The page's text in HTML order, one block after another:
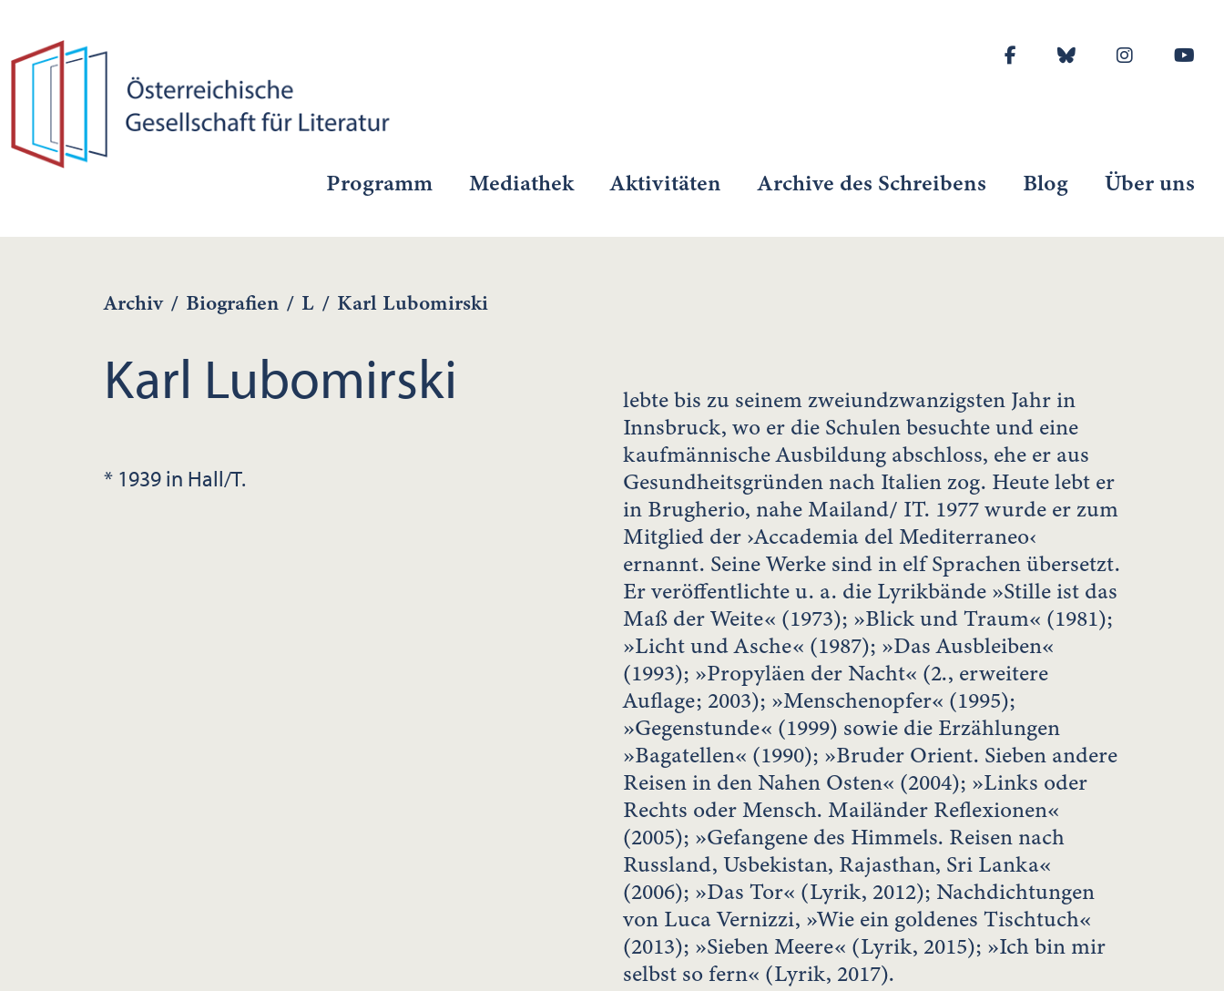
Programm Mediathek Aktivitäten Archive des Schreibens Blog Über uns
Archiv / Biografien / L / Karl Lubomirski
Karl Lubomirski
* 1939 in Hall/T.
lebte bis zu seinem zweiundzwanzigsten Jahr in
Innsbruck, wo er die Schulen besuchte und eine
kaufmännische Ausbildung abschloss, ehe er aus
Gesundheitsgründen nach Italien zog. Heute lebt er
in Brugherio, nahe Mailand/ IT. 1977 wurde er zum
Mitglied der ›Accademia del Mediterraneo‹
ernannt. Seine Werke sind in elf Sprachen übersetzt.
Er veröffentlichte u. a. die Lyrikbände »Stille ist das
Maß der Weite« (1973); »Blick und Traum« (1981);
»Licht und Asche« (1987); »Das Ausbleiben«
(1993); »Propyläen der Nacht« (2., erweitere
Auflage; 2003); »Menschenopfer« (1995);
»Gegenstunde« (1999) sowie die Erzählungen
»Bagatellen« (1990); »Bruder Orient. Sieben andere
Reisen in den Nahen Osten« (2004); »Links oder
Rechts oder Mensch. Mailänder Reflexionen«
(2005); »Gefangene des Himmels. Reisen nach
Russland, Usbekistan, Rajasthan, Sri Lanka«
(2006); »Das Tor« (Lyrik, 2012); Nachdichtungen
von Luca Vernizzi, »Wie ein goldenes Tischtuch«
(2013); »Sieben Meere« (Lyrik, 2015); »Ich bin mir
selbst so fern« (Lyrik, 2017).